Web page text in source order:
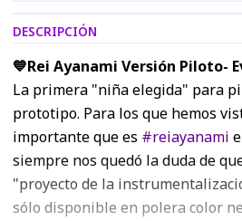
DESCRIPCIÓN
💙Rei Ayanami Versión Piloto-
La primera "niña elegida" para
prototipo. Para los que hemos
importante que es #reiayanami
siempre nos quedó la duda de
"proyecto de la
sólo disponible en polera color